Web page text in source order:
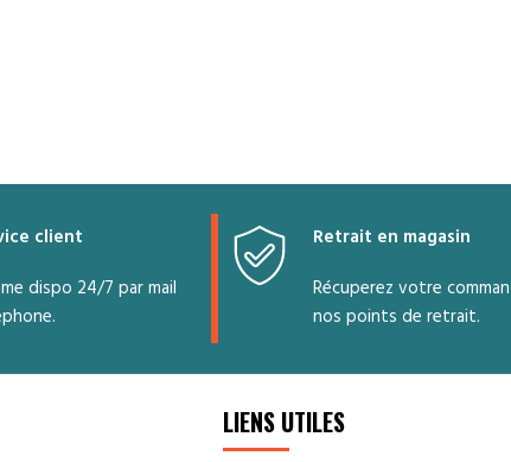
client
dispo 24/7 par mail
Retrait en magasin
Récuperez votre
nos points de retrait.
LIENS UTILES